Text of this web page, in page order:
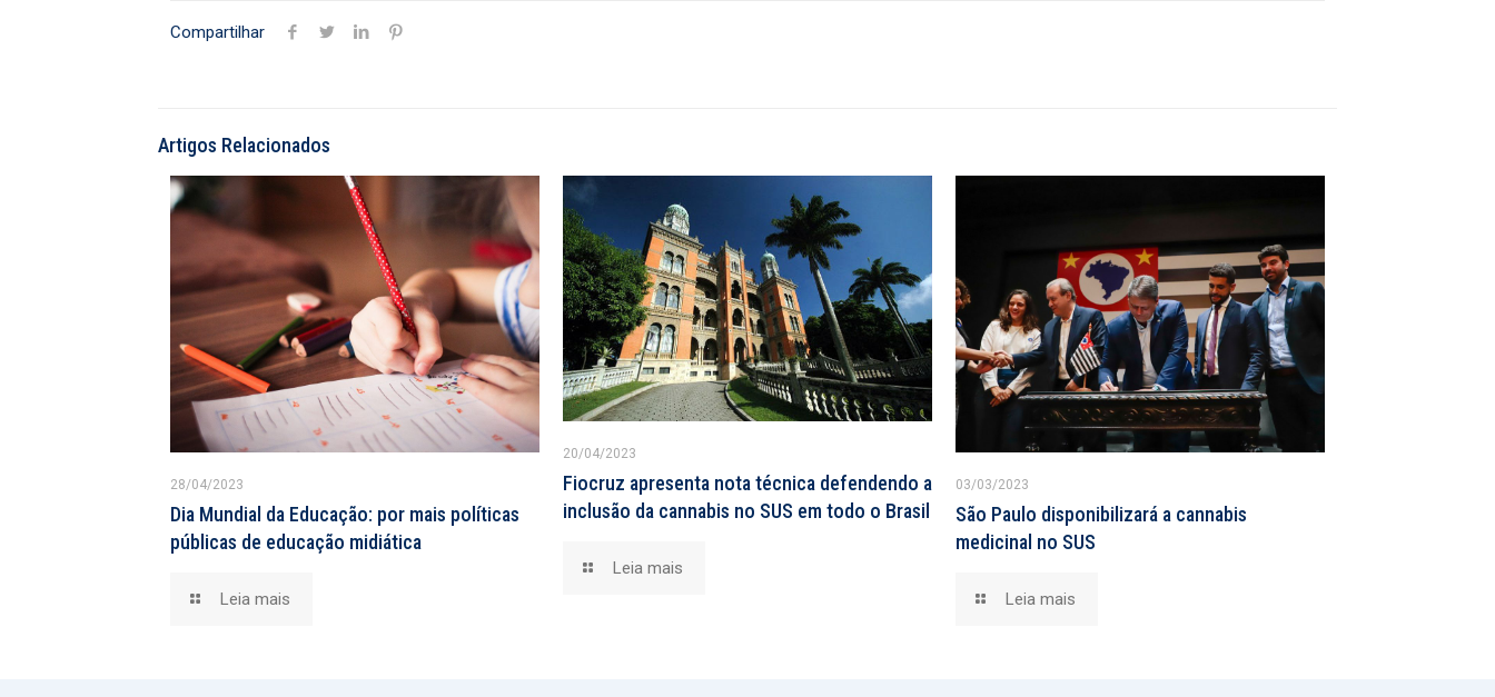
Compartilhar
Artigos Relacionados
28/04/2023
Dia Mundial da Educação: por mais políticas
públicas de educação midiática
Leia mais
20/04/2023
Fiocruz apresenta nota técnica defendendo a
inclusão da cannabis no SUS em todo o Brasil
Leia mais
03/03/2023
São Paulo disponibilizará a cannabis
medicinal no SUS
Leia mais